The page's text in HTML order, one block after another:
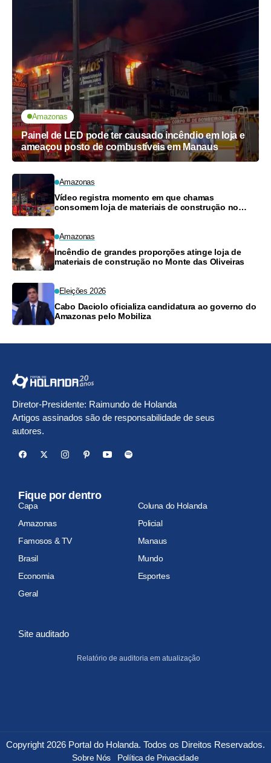
Amazonas
Painel de LED pode ter causado incêndio em loja e
ameaçou posto de combustíveis em Manaus
Amazonas
Vídeo registra momento em que chamas
consomem loja de materiais de construção no
Amazonas
Incêndio de grandes proporções atinge loja de
materiais de construção no Monte das Oliveiras
Eleições 2026
Cabo Daciolo oficializa candidatura ao governo do
Amazonas pelo Mobiliza
Diretor-Presidente: Raimundo de Holanda
Artigos assinados são de responsabilidade de seus
autores.
Fique por dentro
Capa
Coluna do Holanda
Amazonas
Policial
Famosos & TV
Manaus
Brasil
Mundo
Economia
Esportes
Geral
Site auditado
Relatório de auditoria em atualização
Copyright 2026 Portal do Holanda. Todos os Direitos Reservados.
Sobre Nós Política de Privacidade